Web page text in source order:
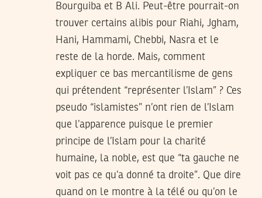
Bourguiba et B Ali. Peut-être pourrait-on
trouver certains alibis pour Riahi, Jgham,
Hani, Hammami, Chebbi, Nasra et le
reste de la horde. Mais, comment
expliquer ce bas mercantilisme de gens
qui prétendent “représenter l’Islam” ? Ces
pseudo “islamistes” n’ont rien de l’Islam
que l’apparence puisque le premier
principe de l’Islam pour la charité
humaine, la noble, est que “ta gauche ne
voit pas ce qu’a donné ta droite”. Que dire
quand on le montre à la télé ou qu’on le